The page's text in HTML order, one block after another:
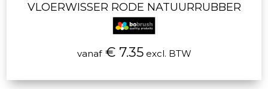
VLOERWISSER RODE NATUURRUBBER
vanaf€ 7.35excl. BTW